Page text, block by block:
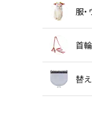
服
首
替